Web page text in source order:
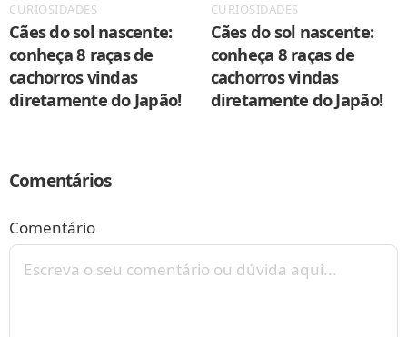
CURIOSIDADES
Cães do sol nascente:
conheça 8 raças de
cachorros vindas
diretamente do Japão!
CURIOSIDADES
Cães do sol nascente:
conheça 8 raças de
cachorros vindas
diretamente do Japão!
Comentários
Comentário